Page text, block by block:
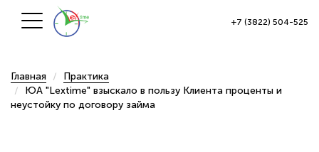
+7 (3822) 504-525
Главная
Практика
ЮА "Lextime" взыскало в пользу Клиента проценты и
неустойку по договору займа